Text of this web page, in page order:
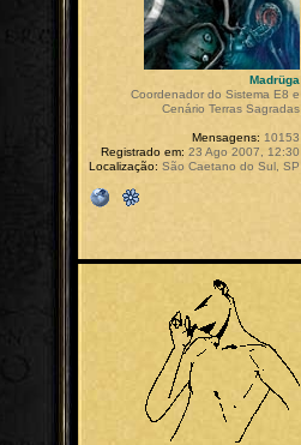
Madrüga
Coordenador do Sistema E8 e
Cenário Terras Sagradas
Mensagens: 10153
Registrado em: 23 Ago 2007, 12:30
Localização: São Caetano do Sul, SP